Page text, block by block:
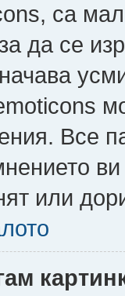
са
да се
Все
или